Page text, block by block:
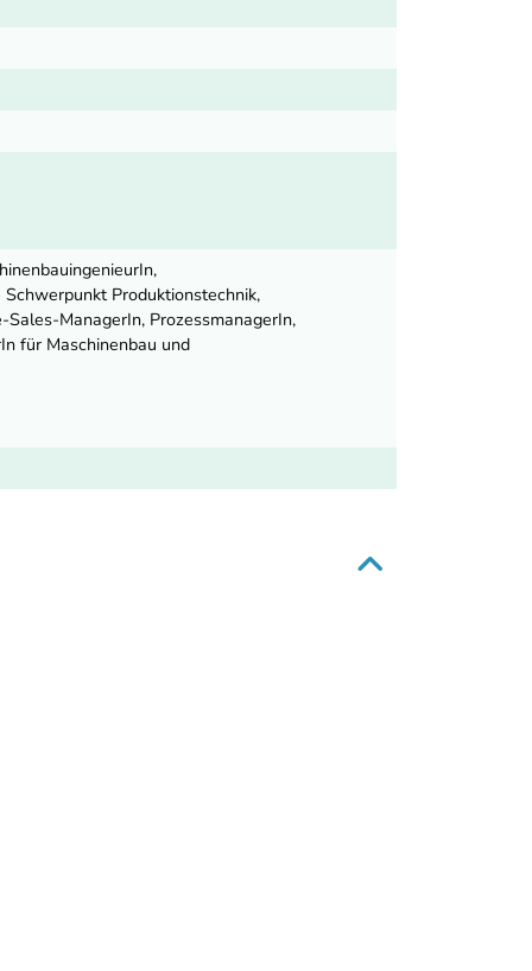
Produktionstechnik,
ManagerIn, ProzessmanagerIn,
für Maschinenbau und